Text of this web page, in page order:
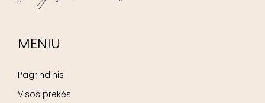
MENIU
Pagrindinis
Visos prekės